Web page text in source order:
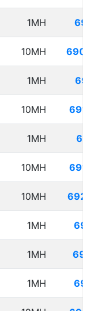
1MH
10MH
1MH
10MH
1MH
10MH
10MH
1MH
1MH
1MH